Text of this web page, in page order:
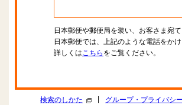
日本郵便や郵便局を装い、お客さま宛
日本郵便では、上記のような電話をか
詳しくはこちら をご覧ください。
検索のしかた グループ・プライバシ